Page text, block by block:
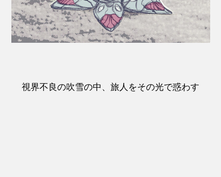
視界不良の吹雪の中、旅人をその光で惑わす